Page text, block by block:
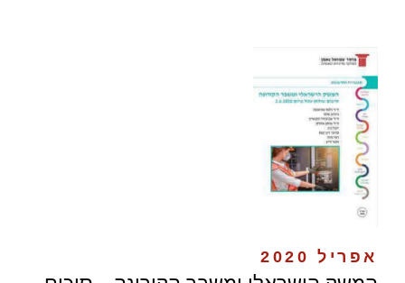
אפריל 2020